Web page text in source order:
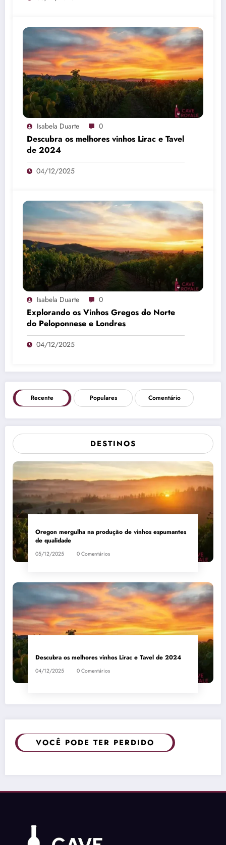
Isabela Duarte 0
Descubra os melhores vinhos Lirac e Tavel
de 2024
04/12/2025
Isabela Duarte 0
Explorando os Vinhos Gregos do Norte
do Peloponnese e Londres
04/12/2025
Recente Populares Comentário
DESTINOS
Oregon mergulha na produção de vinhos espumantes
de qualidade
05/12/2025 0 Comentários
Descubra os melhores vinhos Lirac e Tavel de 2024
04/12/2025 0 Comentários
VOCÊ PODE TER PERDIDO